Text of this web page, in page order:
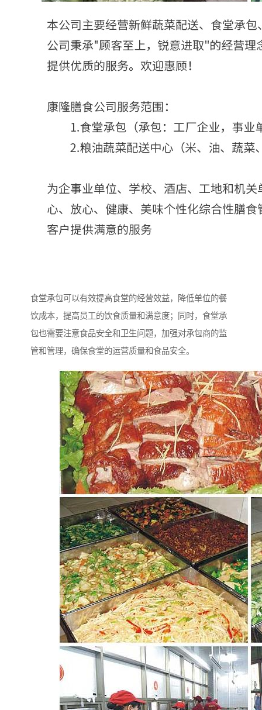
食堂承包可以有效提高食堂的经营效益，降低单位的餐
饮成本，提高员工的饮食质量和满意度；同时，食堂承
包也需要注意食品安全和卫生问题，加强对承包商的监
管和管理，确保食堂的运营质量和食品安全。